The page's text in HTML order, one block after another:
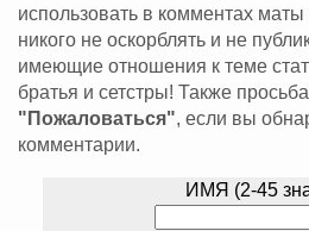
использовать в комментах
никого не оскорблять и не
имеющие отношения к теме
братья и сетстры! Также
"Пожаловаться", если вы
комментарии.
ИМЯ (2-45